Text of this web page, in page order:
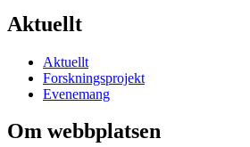
Aktuellt
Aktuellt
Forskningsprojekt
Evenemang
Om webbplatsen